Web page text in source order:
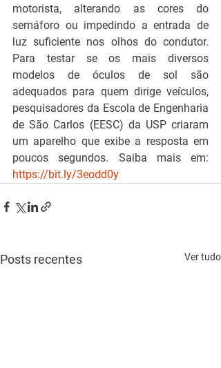
motorista, alterando as cores do
semáforo ou impedindo a entrada de
luz suficiente nos olhos do condutor.
Para testar se os mais diversos
modelos de óculos de sol são
adequados para quem dirige veículos,
pesquisadores da Escola de Engenharia
de São Carlos (EESC) da USP criaram
um aparelho que exibe a resposta em
https://bit.ly/3eodd0y
Posts recentes Ver tudo